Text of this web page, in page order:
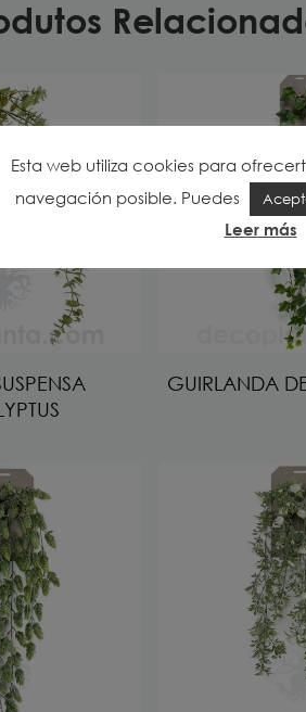
GUIRLANDA
Esta web utiliza cookies para
navegación posible. Puedes
Leer más